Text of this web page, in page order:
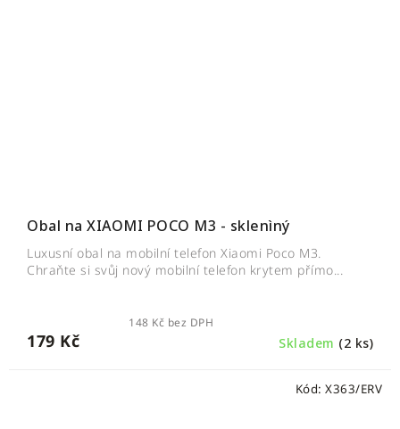
Obal na XIAOMI POCO M3 - sklenìný
Skladem (2 ks)
148 Kč bez DPH
179 Kč
Luxusní obal na mobilní telefon Xiaomi Poco M3.
Chraňte si svůj nový mobilní telefon krytem přímo...
Kód: X363/ERV